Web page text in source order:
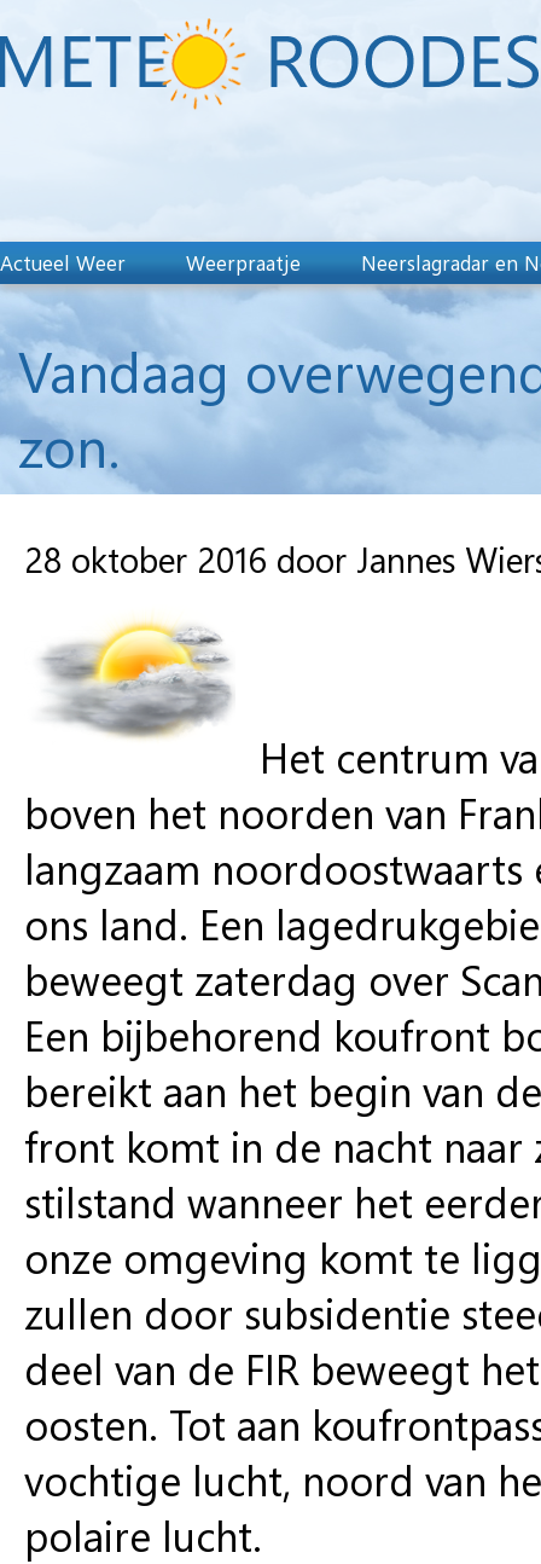
Actueel Weer Weerpraatje Neerslagradar en
Vandaag
zon.
28 oktober 2016 door Jannes
Het centrum
boven het noorden van
langzaam
ons land. Een
beweegt zaterdag over
Een bijbehorend koufront
bereikt aan het begin van
front komt in de nacht
stilstand wanneer het
onze omgeving komt te
zullen door subsidentie
deel van de FIR beweegt
oosten. Tot aan
vochtige lucht, noord van
polaire lucht.